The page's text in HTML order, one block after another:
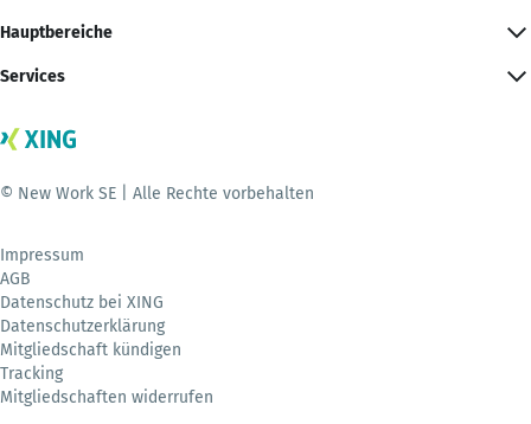
Hauptbereiche
Services
© New Work SE | Alle Rechte vorbehalten
Impressum
AGB
Datenschutz bei XING
Datenschutzerklärung
Mitgliedschaft kündigen
Tracking
Mitgliedschaften widerrufen